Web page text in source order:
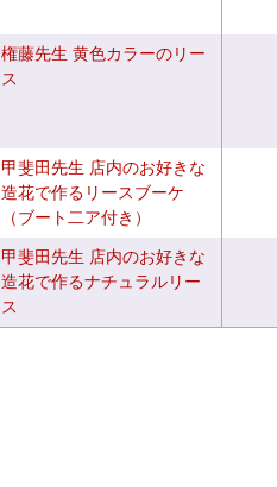
権藤先生 黄色カラーのリー
ス
甲斐田先生 店内のお好きな
造花で作るリースブーケ
（ブート二ア付き）
甲斐田先生 店内のお好きな
造花で作るナチュラルリー
ス